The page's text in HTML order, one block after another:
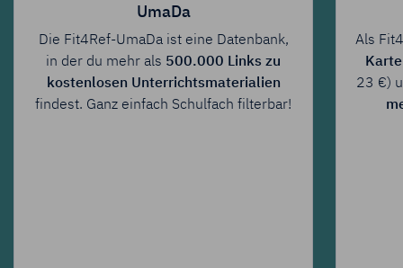
UmaDa
Die Fit4Ref-UmaDa ist eine Datenbank,
in der du mehr als500.000 Links zu
kostenlosen Unterrichtsmaterialien
findest. Ganz einfach Schulfach filterbar!
Als
Karte
23 €)